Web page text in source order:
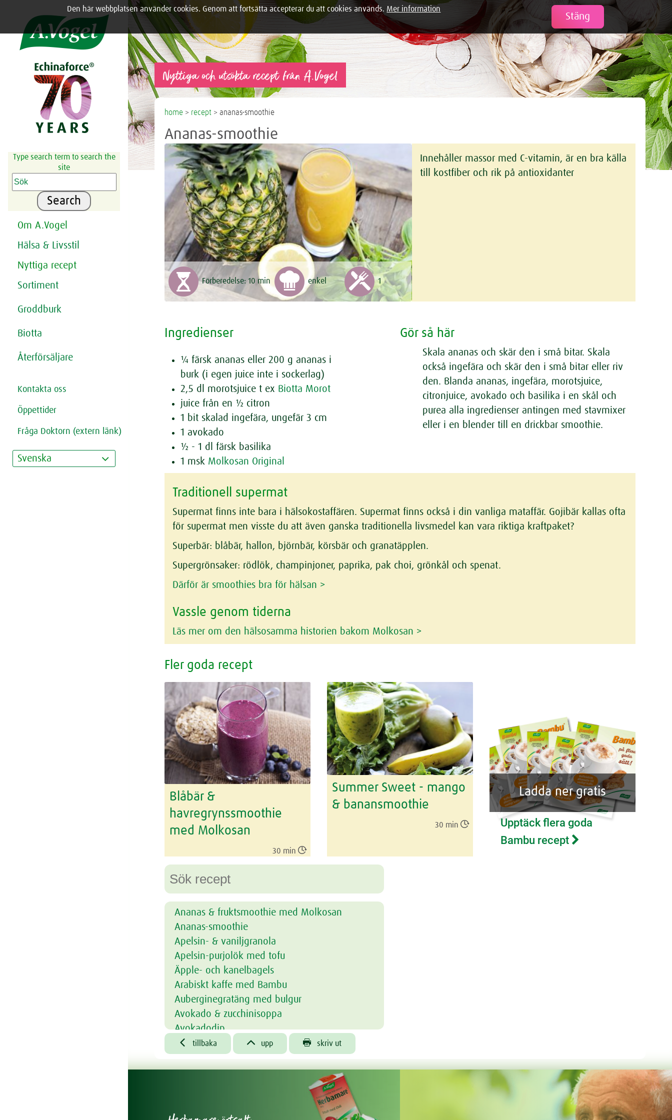

Type search term to search the
site
Search
Om A.Vogel
Hälsa & Livsstil
Nyttiga recept
Sortiment
Groddburk
Biotta
Återförsäljare
Kontakta oss
Öppettider
Fråga Doktorn (extern länk)
Svenska
Nyttiga och utsökta recept från A.Vogel
home > recept > ananas-smoothie
Ananas-smoothie
Förberedelse:10 min enkel 1
Innehåller massor med C-vitamin, är en bra källa
till kostfiber och rik på antioxidanter
Ingredienser
¼ färsk ananas eller 200 g ananas i
burk (i egen juice inte i sockerlag)
2,5 dl morotsjuice t ex Biotta Morot
juice från en ½ citron
1 bit skalad ingefära, ungefär 3 cm
1 avokado
½ - 1 dl färsk basilika
1 msk Molkosan Original
Gör så här
Skala ananas och skär den i små bitar. Skala
också ingefära och skär den i små bitar eller riv
den. Blanda ananas, ingefära, morotsjuice,
citronjuice, avokado och basilika i en skål och
purea alla ingredienser antingen med stavmixer
eller i en blender till en drickbar smoothie.
Traditionell supermat
Supermat finns inte bara i hälsokostaffären. Supermat finns också i din vanliga mataffär. Gojibär kallas ofta
för supermat men visste du att även ganska traditionella livsmedel kan vara riktiga kraftpaket?
Superbär: blåbär, hallon, björnbär, körsbär och granatäpplen.
Supergrönsaker: rödlök, champinjoner, paprika, pak choi, grönkål och spenat.
Därför är smoothies bra för hälsan >
Vassle genom tiderna
Läs mer om den hälsosamma historien bakom Molkosan >
Fler goda recept
Blåbär &
havregrynssmoothie
med Molkosan
30 min
Summer Sweet - mango
& banansmoothie
30 min 
Ladda ner gratis
Upptäck flera goda
Bambu recept
Ananas & fruktsmoothie med Molkosan
Ananas-smoothie
Apelsin- & vaniljgranola
Apelsin-purjolök med tofu
Äpple- och kanelbagels
Arabiskt kaffe med Bambu
Auberginegratäng med bulgur
Avokado & zucchinisoppa
Avokadodip
Avokadodipp med groddar
Bakad havregröt med blåbär, äpple och nötter
Bambu coconut dream
 tillbaka  upp  skriv ut
Stäng
Den här webbplatsen använder cookies. Genom att fortsätta accepterar du att cookies används. Mer information
Share this selection Tweet